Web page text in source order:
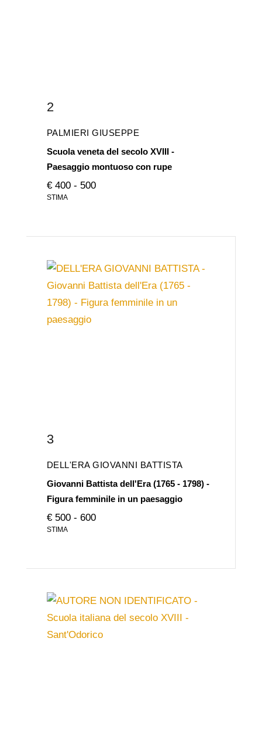
2
PALMIERI GIUSEPPE
Scuola veneta del secolo XVIII -
Paesaggio montuoso con rupe
€ 400 - 500
STIMA
3
DELL'ERA GIOVANNI BATTISTA
Giovanni Battista dell'Era (1765 - 1798) -
Figura femminile in un paesaggio
€ 500 - 600
STIMA